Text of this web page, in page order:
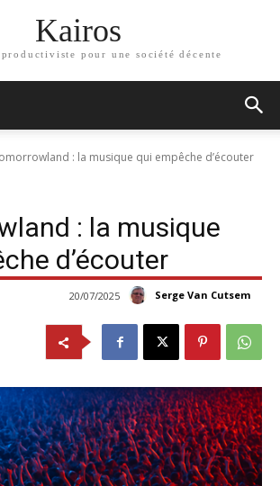
Kairos
pour une société décente
: la musique qui empêche d’écouter
: la musique
d’écouter
Serge Van Cutsem
20/07/2025